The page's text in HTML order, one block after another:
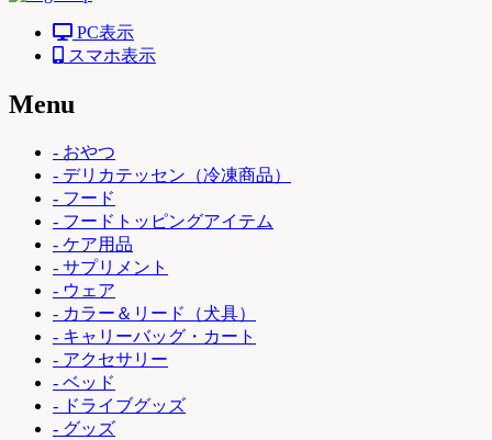
PC表示
スマホ表示
Menu
- おやつ
- デリカテッセン（冷凍商品）
- フード
- フードトッピングアイテム
- ケア用品
- サプリメント
- ウェア
- カラー＆リード（犬具）
- キャリーバッグ・カート
- アクセサリー
- ベッド
- ドライブグッズ
- グッズ